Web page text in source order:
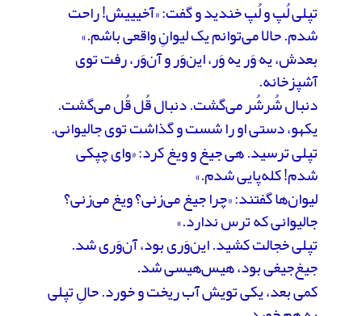
تپلی لُپ و لُپ خندید و گفت: «آخیییش! راحت
شدم. حالا می‌توانم یک لیوانِ واقعی باشم.»
بعدش، یه وَر یه وَر، این‌وَر و آن‌وَر، رفت توی
آشپزخانه.
دنبال شُرشُر می‌گشت. دنبال قُل قُل می‌گشت.
یکهو، دستی او را شست و گذاشت توی جالیوانی.
تپلی ترسید. هی جیغ و ویغ کرد: «وای چپکی
شدم! کله‌پایی شدم.»
لیوان‎‌ها گفتند: «چرا جیغ می‌زنی؟ ویغ می‌زنی؟
جالیوانی که ترس ندارد.»
تپلی خجالت کشید. این‌وَری بود، آن‌وَری شد.
جیغ‌جیغی بود، هیس‌هیسی شد.
کمی بعد، یکی تویش آب ریخت و خورد. حالِ تپلی